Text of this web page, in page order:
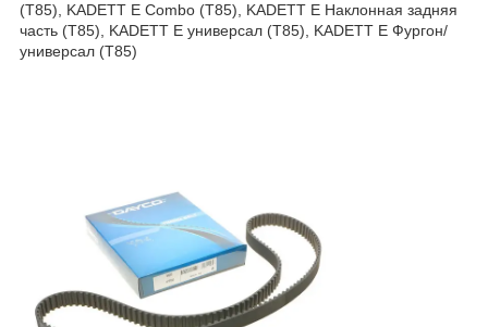
(T85), KADETT E Combo (T85), KADETT E Наклонная задняя
часть (T85), KADETT E универсал (T85), KADETT E Фургон/
универсал (T85)